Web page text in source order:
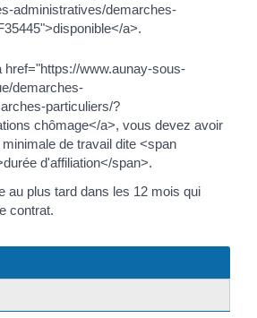
administratives/demarches-
a>.
href="https://www.aunay-sous-
demarches-
particuliers/?
chômage</a>, vous devez avoir
de travail dite <span
d'affiliation</span>.
au plus tard dans les 12 mois qui
contrat.